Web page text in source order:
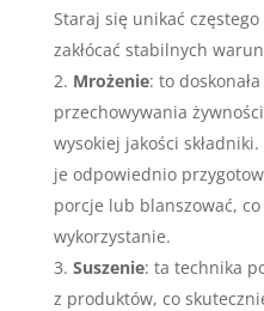
Staraj się unikać
zakłócać stabilnych
Mrożenie: to
przechowywania
wysokiej jakości
je odpowiednio
porcje lub blanszować,
wykorzystanie.
Suszenie: ta technika
z produktów, co